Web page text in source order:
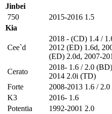
Jinbei
750
2015-2016 1.5
Kia
Cee`d
2018 - (CD) 1.4 /
2012 (ED) 1.6d,
(ED) 2.0d, 2007-
Cerato
2018- 1.6 / 2.0 (BD)
2014 2.0i (TD)
Forte
2008-2013 1.6 / 2.0
K3
2016- 1.6
Potentia
1992-2001 2.0